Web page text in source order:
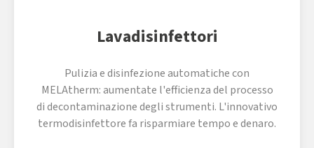
Lavadisinfettori
Pulizia e disinfezione automatiche con
MELAtherm: aumentate l'efficienza del processo
di decontaminazione degli strumenti. L'innovativo
termodisinfettore fa risparmiare tempo e denaro.